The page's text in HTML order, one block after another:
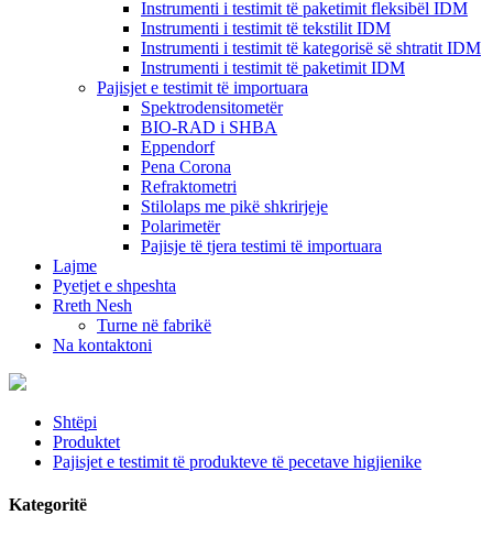
Instrumenti i testimit të paketimit fleksibël IDM
Instrumenti i testimit të tekstilit IDM
Instrumenti i testimit të kategorisë së shtratit IDM
Instrumenti i testimit të paketimit IDM
Pajisjet e testimit të importuara
Spektrodensitometër
BIO-RAD i SHBA
Eppendorf
Pena Corona
Refraktometri
Stilolaps me pikë shkrirjeje
Polarimetër
Pajisje të tjera testimi të importuara
Lajme
Pyetjet e shpeshta
Rreth Nesh
Turne në fabrikë
Na kontaktoni
Shtëpi
Produktet
Pajisjet e testimit të produkteve të pecetave higjienike
Kategoritë